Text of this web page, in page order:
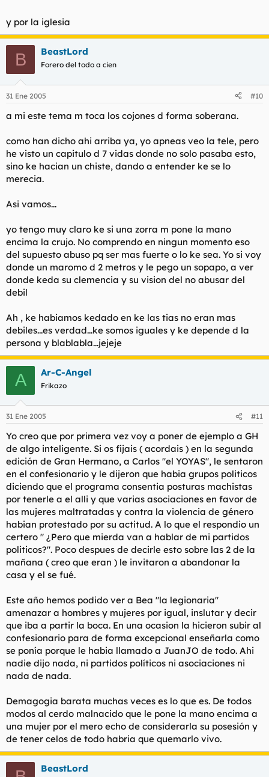
Los hombres algun dia tendran que crear
organizaciones "masculinistas"
Según ZP a partir de ahora al final de las pelis porno
españolas las parejas deberán casarse.
Ay madre que ya veo a Torbe casandose con el monaguillo
y por la iglesia
B BeastLord
Forero del todo a cien
31 Ene 2005 #10
a mi este tema m toca los cojones d forma soberana.
como han dicho ahi arriba ya, yo apneas veo la tele, pero
he visto un capitulo d 7 vidas donde no solo pasaba esto,
sino ke hacian un chiste, dando a entender ke se lo
merecia.
Asi vamos...
yo tengo muy claro ke si una zorra m pone la mano
encima la crujo. No comprendo en ningun momento eso
del supuesto abuso pq ser mas fuerte o lo ke sea. Yo si voy
donde un maromo d 2 metros y le pego un sopapo, a ver
donde keda su clemencia y su vision del no abusar del
debil
Ah , ke habiamos kedado en ke las tias no eran mas
debiles...es verdad...ke somos iguales y ke depende d la
persona y blablabla...jejeje
A Ar-C-Angel
Frikazo
31 Ene 2005 #11
Yo creo que por primera vez voy a poner de ejemplo a GH
de algo inteligente. Si os fijais ( acordais ) en la segunda
edición de Gran Hermano, a Carlos "el YOYAS", le sentaron
en el confesionario y le dijeron que habia grupos politicos
diciendo que el programa consentia posturas machistas
por tenerle a el alli y que varias asociaciones en favor de
las mujeres maltratadas y contra la violencia de género
habian protestado por su actitud. A lo que el respondio un
certero " ¿Pero que mierda van a hablar de mi partidos
politicos?". Poco despues de decirle esto sobre las 2 de la
mañana ( creo que eran ) le invitaron a abandonar la
casa y el se fué.
Este año hemos podido ver a Bea "la legionaria"
amenazar a hombres y mujeres por igual, inslutar y decir
que iba a partir la boca. En una ocasion la hicieron subir al
confesionario para de forma excepcional enseñarla como
se ponía porque le habia llamado a JuanJO de todo. Ahi
nadie dijo nada, ni partidos políticos ni asociaciones ni
nada de nada.
Demagogia barata muchas veces es lo que es. De todos
modos al cerdo malnacido que le pone la mano encima a
una mujer por el mero echo de considerarla su posesión y
de tener celos de todo habria que quemarlo vivo.
BeastLord